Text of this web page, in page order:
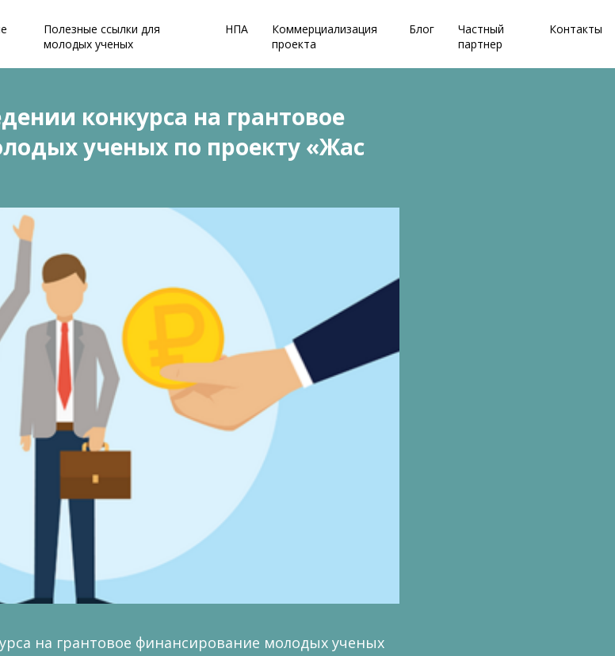
Полезные ссылки для
молодых ученых
НПА
Коммерциализация
проекта
Блог
Частный
партнер
Контакты
конкурса на грантовое
ученых по проекту «Жас
на грантовое финансирование молодых ученых